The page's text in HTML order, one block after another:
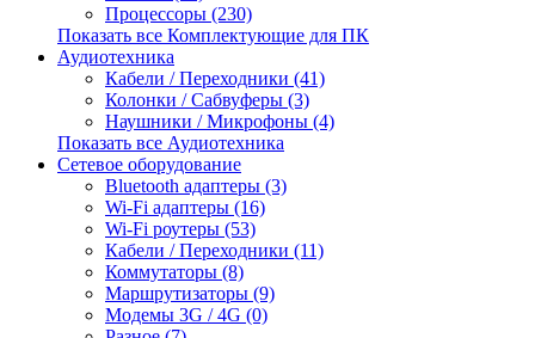
Процессоры (230)
Показать все Комплектующие для ПК
Аудиотехника
Кабели / Переходники (41)
Колонки / Сабвуферы (3)
Наушники / Микрофоны (4)
Показать все Аудиотехника
Сетевое оборудование
Bluetooth адаптеры (3)
Wi-Fi адаптеры (16)
Wi-Fi роутеры (53)
Кабели / Переходники (11)
Коммутаторы (8)
Маршрутизаторы (9)
Модемы 3G / 4G (0)